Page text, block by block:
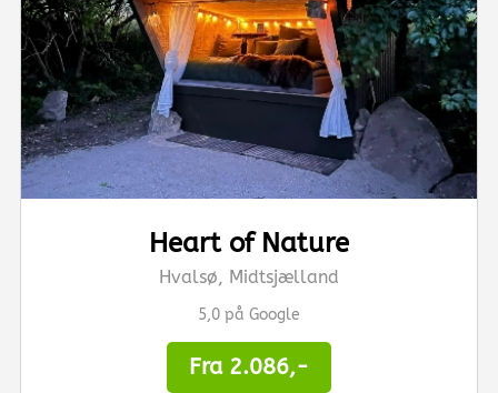
Heart of Nature
Hvalsø, Midtsjælland
5,0 på Google
Fra 2.086,-